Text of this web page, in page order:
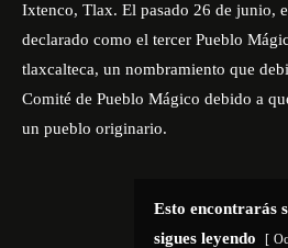
Ixtenco, Tlax. El pasado 26 de junio,
declarado como el tercer Pueblo
tlaxcalteca, un nombramiento que
Comité de Pueblo Mágico debido a
un pueblo originario.
Esto encontrarás
sigues leyendo